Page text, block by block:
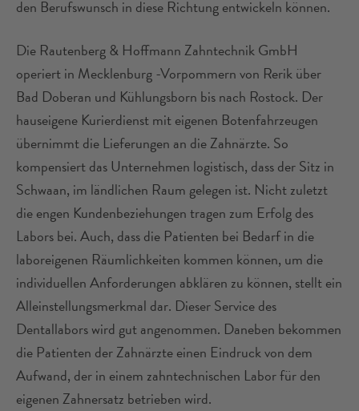
den Berufswunsch in diese Richtung entwickeln können.
Die Rautenberg & Hoffmann Zahntechnik GmbH
operiert in Mecklenburg -Vorpommern von Rerik über
Bad Doberan und Kühlungsborn bis nach Rostock. Der
hauseigene Kurierdienst mit eigenen Botenfahrzeugen
übernimmt die Lieferungen an die Zahnärzte. So
kompensiert das Unternehmen logistisch, dass der Sitz in
Schwaan, im ländlichen Raum gelegen ist. Nicht zuletzt
die engen Kundenbeziehungen tragen zum Erfolg des
Labors bei. Auch, dass die Patienten bei Bedarf in die
laboreigenen Räumlichkeiten kommen können, um die
individuellen Anforderungen abklären zu können, stellt ein
Alleinstellungsmerkmal dar. Dieser Service des
Dentallabors wird gut angenommen. Daneben bekommen
die Patienten der Zahnärzte einen Eindruck von dem
Aufwand, der in einem zahntechnischen Labor für den
eigenen Zahnersatz betrieben wird.